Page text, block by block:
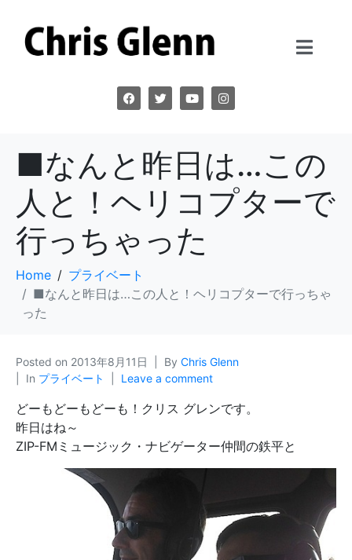
■なんと昨日は…この
人と！ヘリコプターで
行っちゃった
Home
プライベート
■なんと昨日は…この人と！ヘリコプターで行っちゃ
った
Posted on 2013年8月11日 By Chris Glenn
In プライベート Leave a comment
どーもどーもどーも！クリス グレンです。
昨日はね～
ZIP-FMミュージック・ナビゲーター仲間の鉄平と